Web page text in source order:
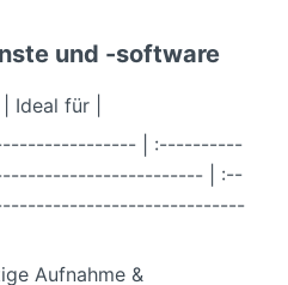
und -software
Ideal für |
| :----------
| :--
Aufnahme &